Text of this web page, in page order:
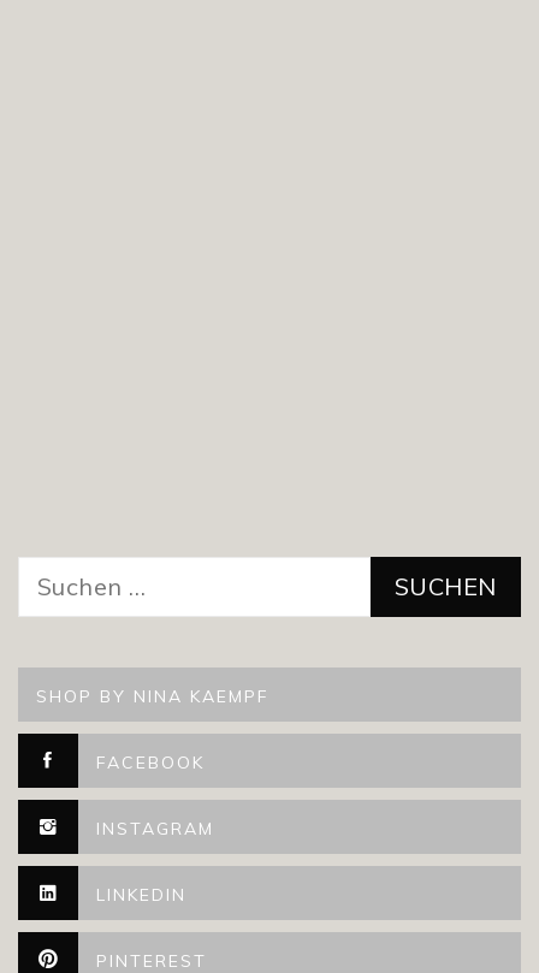
nach:
SHOP BY NINA KAEMPF
FACEBOOK
INSTAGRAM
LINKEDIN
PINTEREST